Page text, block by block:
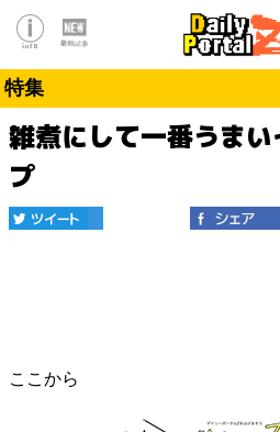
特集
雑煮にして一番うま
プ
ここから